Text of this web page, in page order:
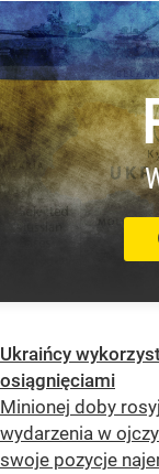
Ukraińcy
osiągnięciami
Minionej doby
wydarzenia w
swoje pozycje